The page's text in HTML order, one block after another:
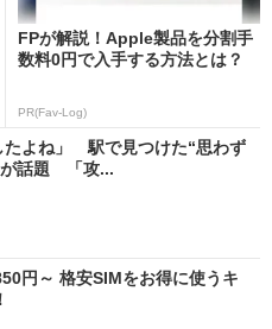
FPが解説！Apple製品を分割手
数料0円で入手する方法とは？
PR(Fav-Log)
たよね」 駅で見つけた“思わず
が話題 「攻...
円～ 格安SIMをお得に使うキ